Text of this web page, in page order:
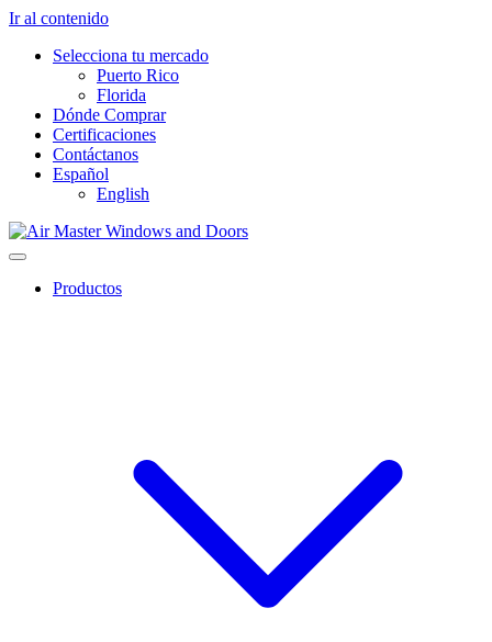
Ir al contenido
Selecciona tu mercado
Puerto Rico
Florida
Dónde Comprar
Certificaciones
Contáctanos
Español
English
Productos